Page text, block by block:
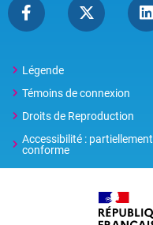
Légende
Témoins de connexion
Droits de Reproduction
Accessibilité : partiellement
conforme